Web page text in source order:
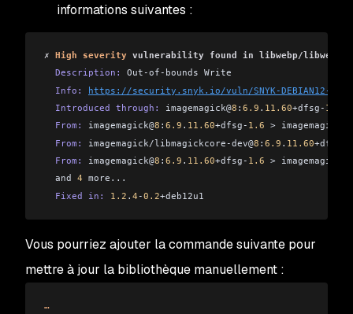
informations suivantes :
✗ High severity vulnerability found in libwebp/
  Description:
Out-of-bounds Write
  Info:
https://security.snyk.io/vuln/SNYK-DEBIAN12-
  Introduced through:
imagemagick@8 : 6.9 . 11.60+dfsg- 1.6
  From:
imagemagick@8 : 6.9 . 11.60+dfsg- 1.6 > imagemagick/
  From:
imagemagick/libmagickcore-dev@8 : 6.9 . 11.60+dfsg-
  From:
imagemagick@8 : 6.9 . 11.60+dfsg- 1.6 > imagemagick/
  and
4 more...
  Fixed in:
1.2 . 4 -0.2+deb12u1
Vous pourriez ajouter la commande suivante pour
mettre à jour la bibliothèque manuellement :
…